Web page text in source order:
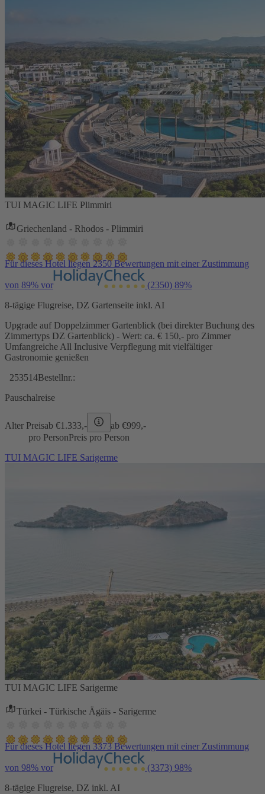
TUI MAGIC LIFE Plimmiri
Griechenland - Rhodos - Plimmiri
Für dieses Hotel liegen 2350 Bewertungen mit einer Zustimmung
von 89% vor (2350) 89%
8-tägige Flugreise, DZ Gartenseite inkl. AI
Upgrade auf Doppelzimmer Gartenblick (bei direkter Buchung des
Zimmertyps DZ Gartenblick) - Wert: ca. € 150,- pro Zimmer
Umfangreiche All Inclusive Verpflegung mit vielfältiger
Gastronomie genießen
253514Bestellnr.:
Pauschalreise
Alter Preisab €1.333,- ab €999,-
pro PersonPreis pro Person
TUI MAGIC LIFE Sarigerme
TUI MAGIC LIFE Sarigerme
Türkei - Türkische Ägäis - Sarigerme
Für dieses Hotel liegen 3373 Bewertungen mit einer Zustimmung
von 98% vor (3373) 98%
8-tägige Flugreise, DZ inkl. AI